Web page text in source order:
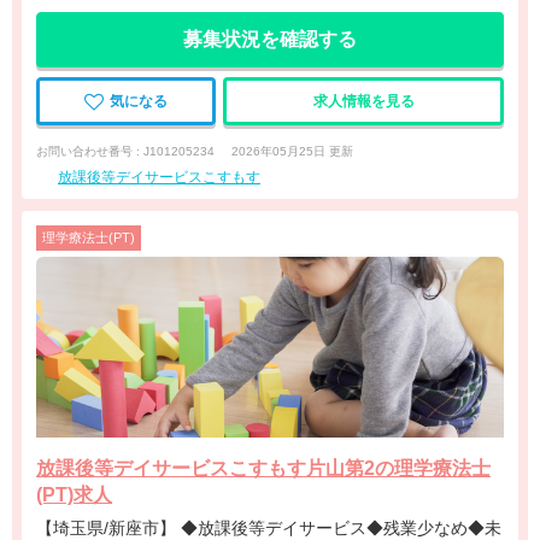
募集状況を確認する
気になる 求人情報を見る
お問い合わせ番号 : J101205234 2026年05月25日 更新
放課後等デイサービスこすもす
理学療法士(PT)
放課後等デイサービスこすもす片山第2の理学療法士
(PT)求人
【埼玉県/新座市】 ◆放課後等デイサービス◆残業少なめ◆未